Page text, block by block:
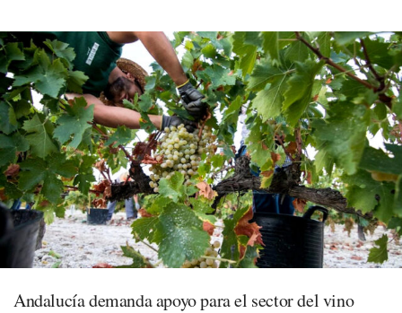
Andalucía demanda apoyo para el sector del vino